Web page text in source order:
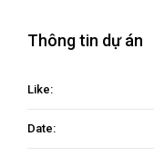
Thông tin dự án
Like:
Date: